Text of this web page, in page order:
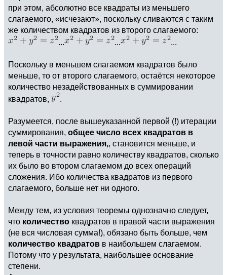
при этом, абсолютно все квадраты из меньшего
слагаемого, «исчезают», поскольку сливаются с таким
же количеством квадратов из второго слагаемого:
...
... ...
Поскольку в меньшем слагаемом квадратов было
меньше, то от второго слагаемого, остаётся некоторое
количество незадействованных в суммировании
квадратов,
.
Разумеется, после вышеуказанной первой (!) итерации
суммирования, общее число всех квадратов в
левой части выражения,, становится меньше, и
теперь в точности равно количеству квадратов, сколько
их было во втором слагаемом до всех операций
сложения. Ибо количества квадратов из первого
слагаемого, больше нет ни одного.
Между тем, из условия теоремы однозначно следует,
что количество квадратов в правой части выражения
(не вся числовая сумма!), обязано быть больше, чем
количество квадратов в наибольшем слагаемом.
Потому что у результата, наибольшее основание
степени.